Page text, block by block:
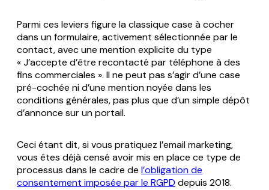
Parmi ces leviers figure la classique case à cocher
dans un formulaire, activement sélectionnée par le
contact, avec une mention explicite du type
« J’accepte d’être recontacté par téléphone à des
fins commerciales ». Il ne peut pas s’agir d’une case
pré-cochée ni d’une mention noyée dans les
conditions générales, pas plus que d’un simple dépôt
d’annonce sur un portail.
Ceci étant dit, si vous pratiquez l’email marketing,
vous êtes déjà censé avoir mis en place ce type de
processus dans le cadre de l’obligation de
consentement imposée par le RGPD depuis 2018.